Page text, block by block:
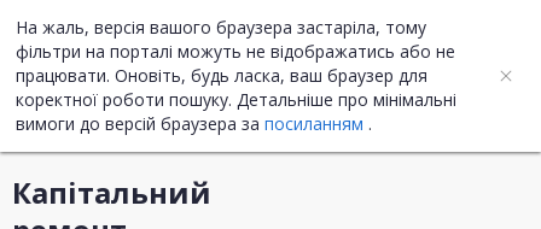
На жаль, версія вашого браузера застаріла, тому
фільтри на порталі можуть не відображатись або не
працювати. Оновіть, будь ласка, ваш браузер для
коректної роботи пошуку. Детальніше про мінімальні
вимоги до версій браузера за посиланням .
UA ENG
Інформація про закупівлю
Капітальний